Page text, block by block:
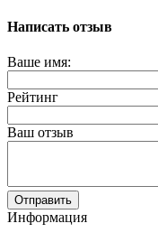
Написать отзыв
Ваше имя:
Рейтинг
Ваш отзыв
Отправить
Информация